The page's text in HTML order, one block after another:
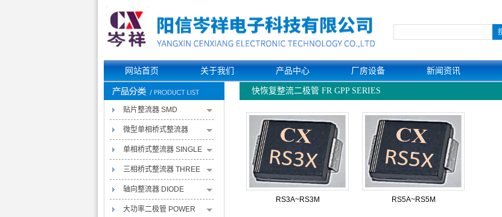
网站首页 关于我们 产品中心 厂房设备 新闻资讯
贴片整流器 SMD
RECTIFIERS
微型单相桥式整流器
MINIATURE SINGLE-
PHASE BRIDGE
RECTIFIERS
单相桥式整流器 SINGLE
PHASE BRIDGE
RECTIFIERS
三相桥式整流器 THREE
PHASE BRIDGE
RECTIFIERS
轴向整流器 DIODE
RECTIFIERS
大功率二极管 POWER
快恢复整流二极管 FR GPP SERIES
RS3A~RS3M RS5A~RS5M